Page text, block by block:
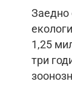
Заедно
1,25
три